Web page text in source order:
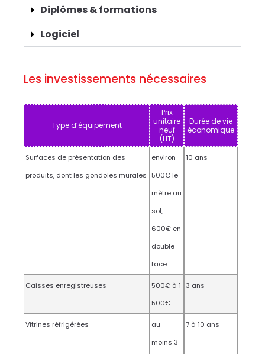
Diplômes & formations
Logiciel
Les investissements nécessaires
Type d’équipement
Prix
unitaire
neuf
(HT)
Durée de vie
économique
Surfaces de présentation des
produits, dont les gondoles murales
environ
500€ le
mètre au
sol,
600€ en
double
face
10 ans
Caisses enregistreuses
500€ à 1
500€
3 ans
Vitrines réfrigérées
au
moins 3
7 à 10 ans